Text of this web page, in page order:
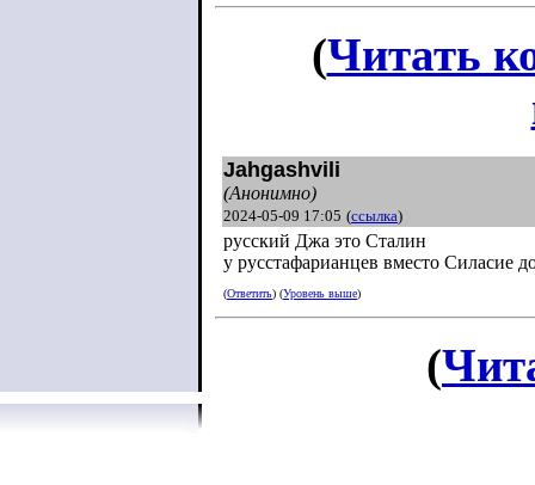
(Читать
Jahgashvili
(Анонимно)
2024-05-09 17:05 (ссылка)
русский Джа это Сталин
у русстафарианцев вместо Силасие
(Ответить) (Уровень выше)
(